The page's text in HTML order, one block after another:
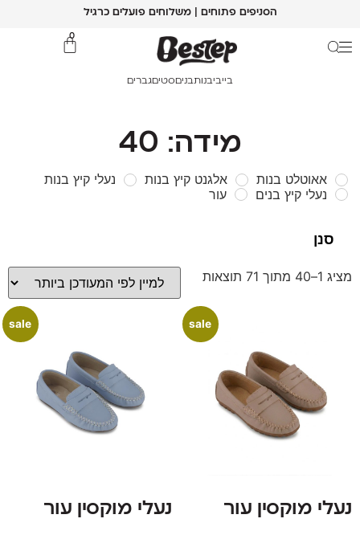
הסניפים פתוחים | משלוחים פועלים כרגיל
0
בייביבנות בנים סטיםגברים
מידה: 40
אאוטלט בנות אלגנט קיץ בנות
נעלי קיץ בנות
נעלי קיץ בנים
עור
מציג 1–40 מתוך 71 תוצאות
sale
נעלי מוקסין עור
sale
נעלי מוקסין עור